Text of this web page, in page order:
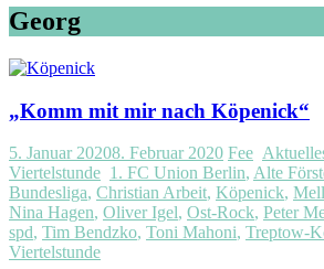
Georg
„Komm mit mir nach Köpenick“
5. Januar 20208. Februar 2020 Fee
Viertelstunde 1. FC Union Berlin, Alte
Bundesliga, Christian Arbeit, Köpenick,
Nina Hagen, Oliver Igel, Ost-Rock, Peter
spd, Tim Bendzko, Toni Mahoni, Treptow-
Viertelstunde